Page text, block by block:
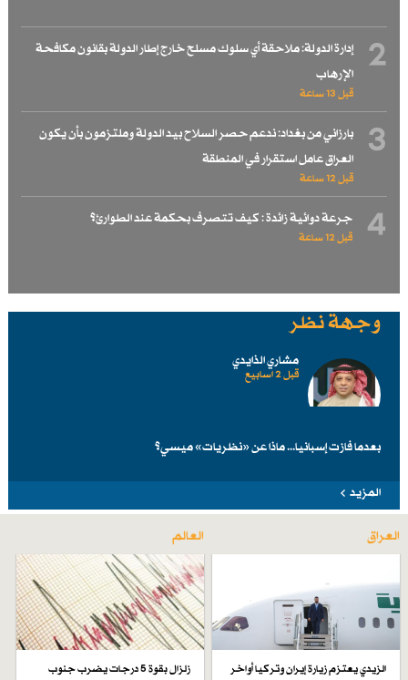
2
إدارة الدولة: ملاحقة أي سلوك مسلح خارج إطار الدولة بقانون مكافحة
الإرهاب
قبل 13 ساعة
3
بارزاني من بغداد: ندعم حصر السلاح بيد الدولة وملتزمون بأن يكون
العراق عامل استقرار في المنطقة
قبل 12 ساعة
4 جرعة دوائية زائدة : كيف تتصرف بحكمة عند الطوارئ؟
قبل 12 ساعة
وجهة نظر
مشاري الذايدي
قبل 2 اسابیع
بعدما فازت إسبانيا... ماذا عن «نظريات» ميسي؟
المزيد
العراق
الزيدي يعتزم زيارة إيران وتركيا أواخر
العالم
زلزال بقوة 5 درجات يضرب جنوب